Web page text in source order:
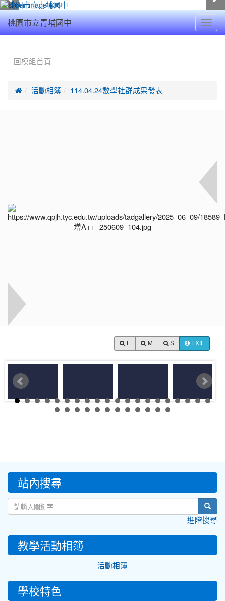
桃園市立青埔國中
回模組首頁
 活動相簿 114.04.24數學社群成果發表
M S EXIF
::: 站內搜尋
進階搜尋
教學活動相簿
活動相簿
學校特色